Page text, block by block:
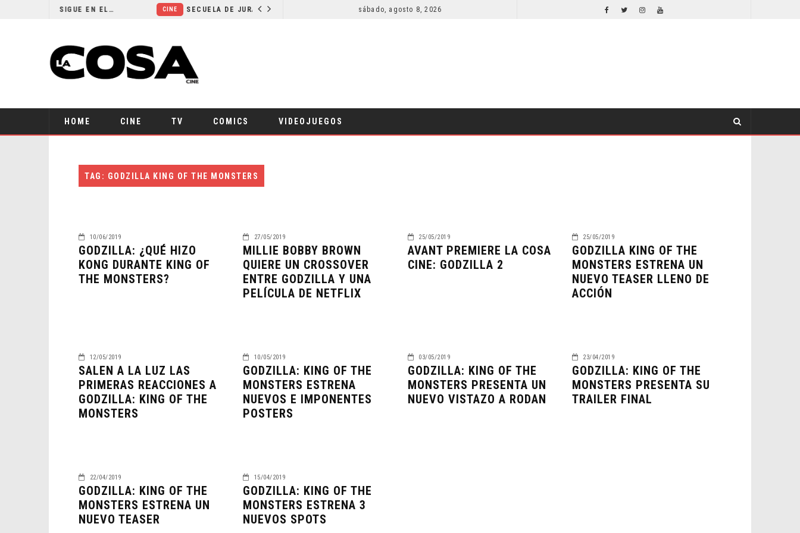
¿POR QUÉ FREE GUY 2 SIGUE EN EL LIMBO? sábado, agosto 8, 2026
HOME CINE TV COMICS VIDEOJUEGOS
TAG: GODZILLA KING OF THE MONSTERS
10/06/2019
GODZILLA: ¿QUÉ HIZO
KONG DURANTE KING OF
THE MONSTERS?
27/05/2019
MILLIE BOBBY BROWN
QUIERE UN CROSSOVER
ENTRE GODZILLA Y UNA
PELÍCULA DE NETFLIX
25/05/2019
AVANT PREMIERE LA COSA
CINE: GODZILLA 2
25/05/2019
GODZILLA KING OF THE
MONSTERS ESTRENA UN
NUEVO TEASER LLENO DE
ACCIÓN
12/05/2019
SALEN A LA LUZ LAS
PRIMERAS REACCIONES A
GODZILLA: KING OF THE
MONSTERS
10/05/2019
GODZILLA: KING OF THE
MONSTERS ESTRENA
NUEVOS E IMPONENTES
POSTERS
03/05/2019
GODZILLA: KING OF THE
MONSTERS PRESENTA UN
NUEVO VISTAZO A RODAN
23/04/2019
GODZILLA: KING OF THE
MONSTERS PRESENTA SU
TRAILER FINAL
22/04/2019
GODZILLA: KING OF THE
MONSTERS ESTRENA UN
NUEVO TEASER
15/04/2019
GODZILLA: KING OF THE
MONSTERS ESTRENA 3
NUEVOS SPOTS